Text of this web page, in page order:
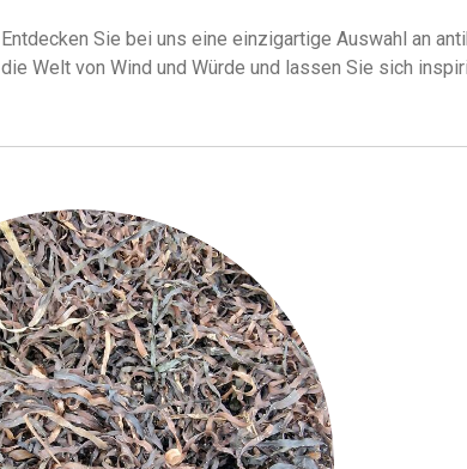
Entdecken Sie bei uns eine einzigartige Auswahl an
die Welt von Wind und Würde und lassen Sie sich